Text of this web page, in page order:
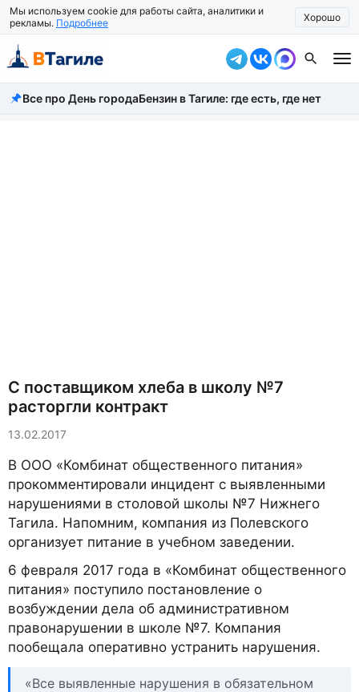
Мы используем cookie для работы сайта, аналитики и
рекламы. Подробнее Хорошо
Все новости
Все про День городаБензин в Тагиле: где есть, где нет
С поставщиком хлеба в школу №7
расторгли контракт
13.02.2017
В ООО «Комбинат общественного питания»
прокомментировали инцидент с выявленными
нарушениями в столовой школы №7 Нижнего
Тагила. Напомним, компания из Полевского
организует питание в учебном заведении.
6 февраля 2017 года в «Комбинат общественного
питания» поступило постановление о
возбуждении дела об административном
правонарушении в школе №7. Компания
пообещала оперативно устранить нарушения.
«Все выявленные нарушения в обязательном